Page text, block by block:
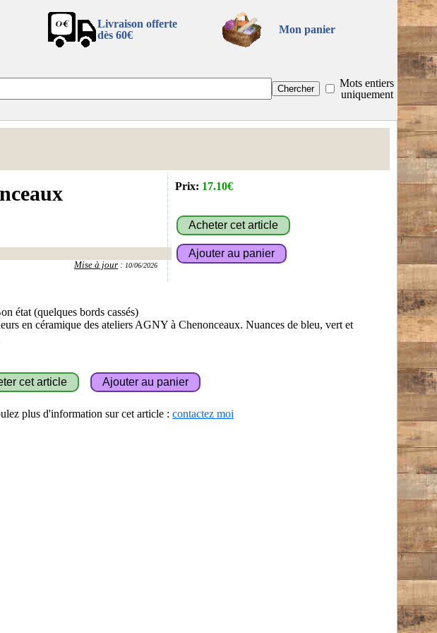
Livraison offerte
dès 60€
Mon panier
Mots entiers
uniquement
Mise à jour :10/06/2026
Prix: 17.10€
état (quelques bords cassés)
en céramique des ateliers AGNY à Chenonceaux. Nuances de bleu, vert et
plus d'information sur cet article :contactez moi